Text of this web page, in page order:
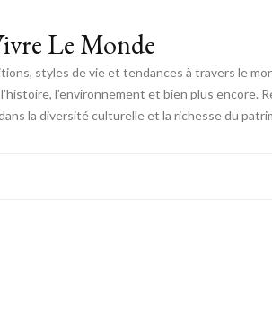
Le Monde
styles de vie et tendances à travers le
l'environnement et bien plus encore.
la diversité culturelle et la richesse du